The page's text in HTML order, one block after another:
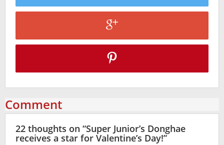
Comment
22 thoughts on “Super Junior’s Donghae
receives a star for Valentine’s Day!”